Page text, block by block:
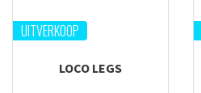
UITVERKOOP
LOCO LEGS